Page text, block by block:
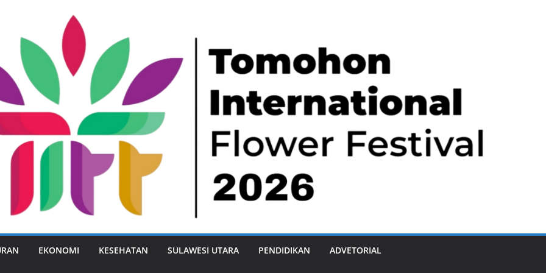
EKONOMI KESEHATAN SULAWESI UTARA PENDIDIKAN ADVETORIAL